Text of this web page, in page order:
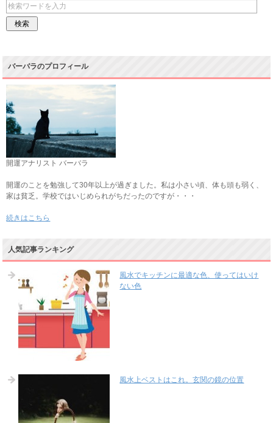
バーバラのプロフィール
開運アナリスト バーバラ
開運のことを勉強して30年以上が過ぎました。私は小さい頃、体も頭も弱く、
家は貧乏。学校ではいじめられがちだったのですが・・・
続きはこちら
人気記事ランキング
風水でキッチンに最適な色、使ってはいけ
ない色
風水上ベストはこれ。玄関の鏡の位置